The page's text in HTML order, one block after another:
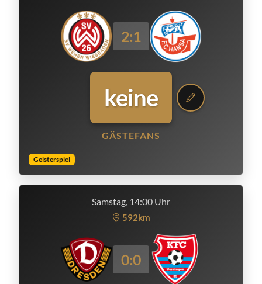
2:1
keine
GÄSTEFANS
Geisterspiel
Samstag, 14:00 Uhr
592km
0:0